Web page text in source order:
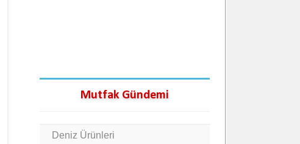
Mutfak Gündemi
Deniz Ürünleri